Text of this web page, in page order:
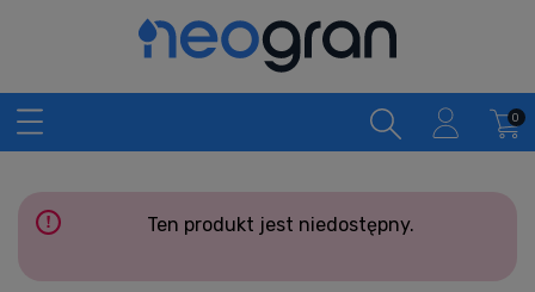
Ten produkt jest niedostępny.